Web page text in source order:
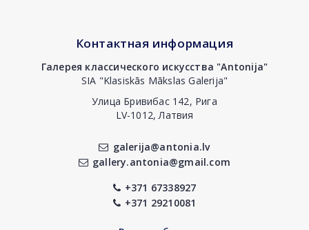
Контактная информация
Галерея классического искусства "Antonija"
SIA "Klasiskās Mākslas Galerija"
Улица Бривибас 142, Рига
LV-1012, Латвия
galerija@antonia.lv
gallery.antonia@gmail.com
+371 67338927
+371 29210081